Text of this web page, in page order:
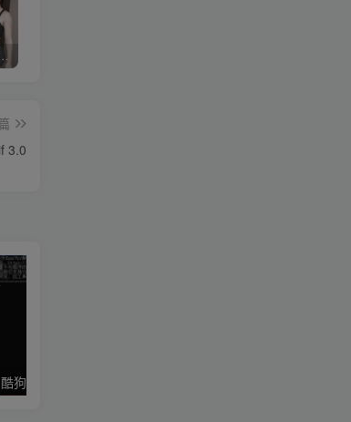
远近、焦距、机位、拍摄角度篇提示词（四）
3.0